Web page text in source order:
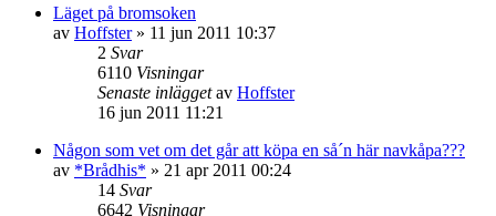
Läget på bromsoken
av Hoffster» 11 jun 2011 10:37
2 Svar
6110 Visningar
Senaste inläggetav Hoffster
16 jun 2011 11:21
Någon som vet om det går att köpa en så´n här navkåpa???
av *Brådhis* » 21 apr 2011 00:24
14 Svar
6642 Visningar